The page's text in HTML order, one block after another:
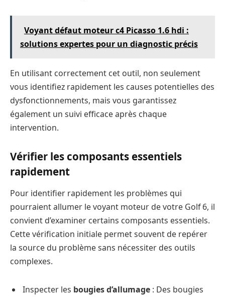
Voyant défaut moteur c4 Picasso 1.6 hdi :
solutions expertes pour un diagnostic précis
En utilisant correctement cet outil, non seulement
vous identifiez rapidement les causes potentielles des
dysfonctionnements, mais vous garantissez
également un suivi efficace après chaque
intervention.
Vérifier les composants essentiels
rapidement
Pour identifier rapidement les problèmes qui
pourraient allumer le voyant moteur de votre Golf 6, il
convient d’examiner certains composants essentiels.
Cette vérification initiale permet souvent de repérer
la source du problème sans nécessiter des outils
complexes.
Inspecter les bougies d’allumage : Des bougies